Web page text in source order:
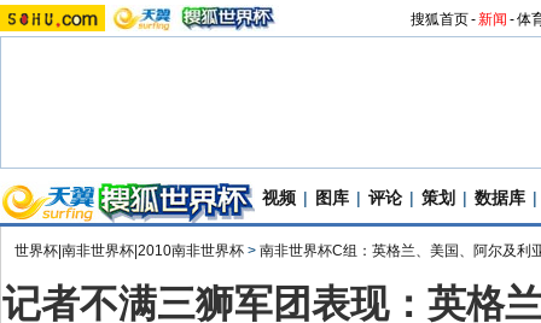
搜狐首页-新闻 -体
视频 | 图库 | 评论 | 策划 | 数据库 |
世界杯|南非世界杯|2010南非世界杯 > 南非世界杯C组：英格兰、美国、阿尔及利
记者不满三狮军团表现：英格